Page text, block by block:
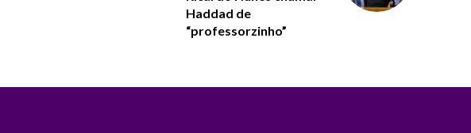
Haddad de
“professorzinho”